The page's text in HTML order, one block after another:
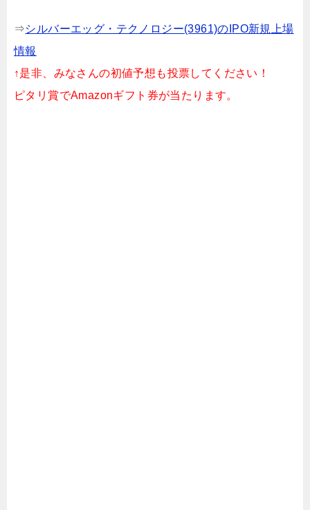
⇒シルバーエッグ・テクノロジー(3961)のIPO新規上場
情報
↑是非、みなさんの初値予想も投票してください！
ピタリ賞でAmazonギフト券が当たります。